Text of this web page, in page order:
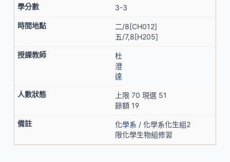
3-3
二/8[CH012]
五/7,8[H205]
杜
澄
達
上限 70 現選 51
餘額 19
化學系 / 化學系化生組2
限化學生物組修習